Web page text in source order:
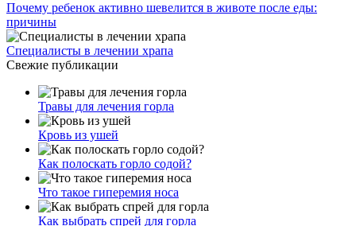
Почему ребенок активно шевелится в животе после еды:
причины
Специалисты в лечении храпа
Свежие публикации
Травы для лечения горла
Кровь из ушей
Как полоскать горло содой?
Что такое гиперемия носа
Как выбрать спрей для горла